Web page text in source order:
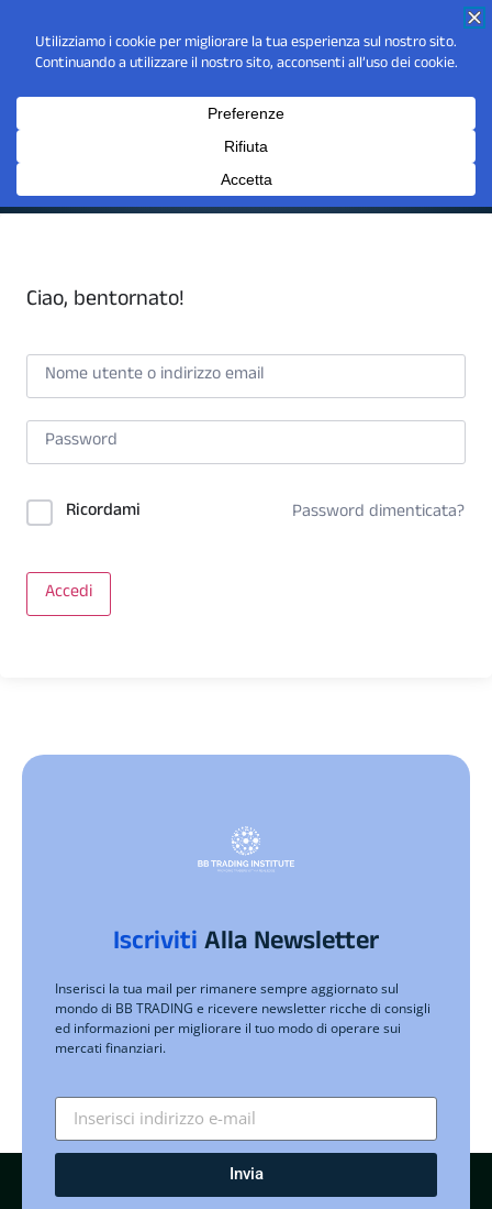
Ciao, bentornato!
Ricordami Password dimenticata?
Accedi
IscrivitiAlla Newsletter
Inserisci la tua mail per rimanere sempre aggiornato sul
mondo di BB TRADING e ricevere newsletter ricche di consigli
ed informazioni per migliorare il tuo modo di operare sui
mercati finanziari.
Invia